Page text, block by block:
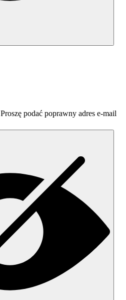
Proszę podać poprawny adres e-mail